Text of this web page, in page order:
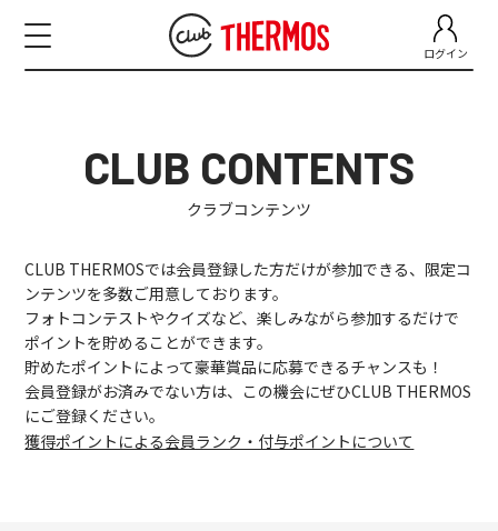
ログイン
CLUB CONTENTS
クラブコンテンツ
CLUB THERMOSでは会員登録した方だけが参加できる、限定コ
ンテンツを多数ご用意しております。
フォトコンテストやクイズなど、楽しみながら参加するだけで
ポイントを貯めることができます。
貯めたポイントによって豪華賞品に応募できるチャンスも！
会員登録がお済みでない方は、この機会にぜひCLUB THERMOS
にご登録ください。
獲得ポイントによる会員ランク・付与ポイントについて